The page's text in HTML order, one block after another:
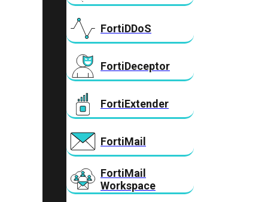
FortiDDoS
FortiDeceptor
FortiExtender
FortiMail
FortiMail
Workspace